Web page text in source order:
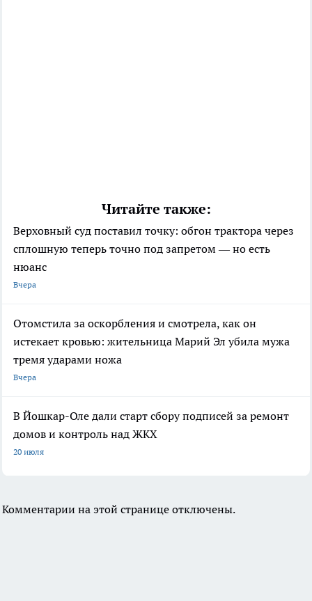
Читайте также:
Верховный суд поставил точку: обгон трактора через
сплошную теперь точно под запретом — но есть
нюанс
Вчера
Отомстила за оскорбления и смотрела, как он
истекает кровью: жительница Марий Эл убила мужа
тремя ударами ножа
Вчера
В Йошкар-Оле дали старт сбору подписей за ремонт
домов и контроль над ЖКХ
20 июля
Комментарии на этой странице отключены.